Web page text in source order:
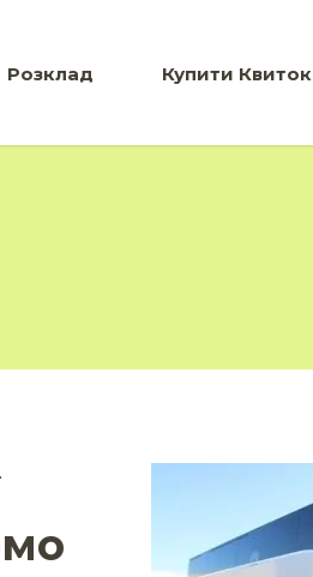
Розклад Купити Квиток